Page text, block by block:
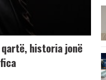
historia jonë